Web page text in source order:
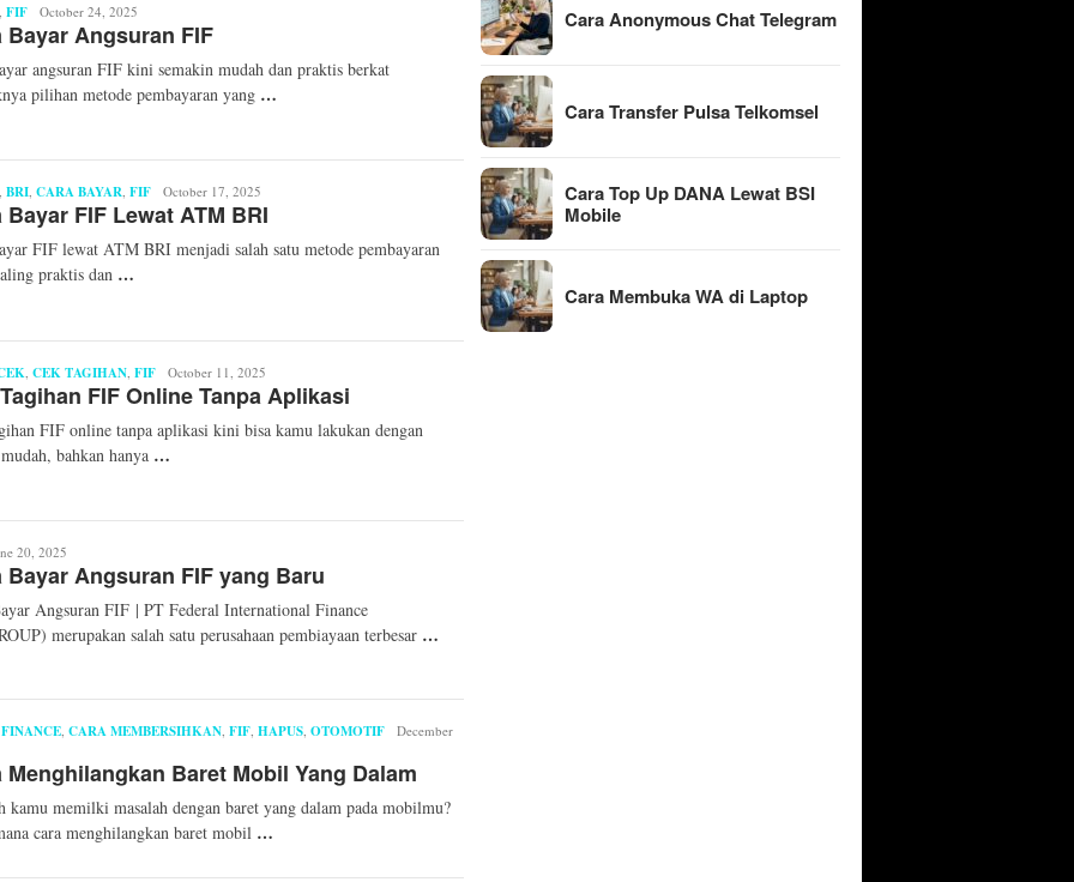
FIF Faiz
Dawami
October 24, 2025
Bayar Angsuran FIF
angsuran FIF kini semakin mudah dan praktis berkat
pilihan metode pembayaran yang …
, BRI, CARA BAYAR, FIF Mita
Mellinda
October 17, 2025
Bayar FIF Lewat ATM BRI
FIF lewat ATM BRI menjadi salah satu metode pembayaran
praktis dan …
CEK TAGIHAN FIF Om
Wigatos
October 11, 2025
FIF Online Tanpa Aplikasi
FIF online tanpa aplikasi kini bisa kamu lakukan dengan
bahkan hanya …
20, 2025
Bayar Angsuran FIF yang Baru
Angsuran FIF | PT Federal International Finance
merupakan salah satu perusahaan pembiayaan terbesar …
CARA MEMBERSIHKAN FIF HAPUS OTOMOTIF eN
Syarief
December
Menghilangkan Baret Mobil Yang Dalam
kamu memilki masalah dengan baret yang dalam pada mobilmu?
cara menghilangkan baret mobil …
Cara Anonymous Chat Telegram
Cara Transfer Pulsa Telkomsel
Cara Top Up DANA Lewat BSI
Mobile
Cara Membuka WA di Laptop